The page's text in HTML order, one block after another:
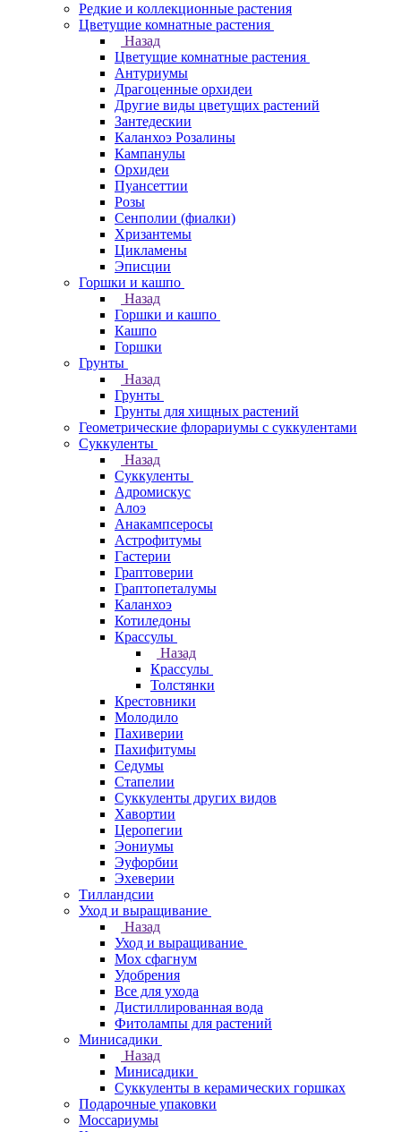
Редкие и коллекционные растения
Цветущие комнатные растения
Назад
Цветущие комнатные растения
Антуриумы
Драгоценные орхидеи
Другие виды цветущих растений
Зантедескии
Каланхоэ Розалины
Кампанулы
Орхидеи
Пуансеттии
Розы
Сенполии (фиалки)
Хризантемы
Цикламены
Эписции
Горшки и кашпо
Назад
Горшки и кашпо
Кашпо
Горшки
Грунты
Назад
Грунты
Грунты для хищных растений
Геометрические флорариумы с суккулентами
Суккуленты
Назад
Суккуленты
Адромискус
Алоэ
Анакампсеросы
Астрофитумы
Гастерии
Граптоверии
Граптопеталумы
Каланхоэ
Котиледоны
Крассулы
Назад
Крассулы
Толстянки
Крестовники
Молодило
Пахиверии
Пахифитумы
Седумы
Стапелии
Суккуленты других видов
Хавортии
Церопегии
Эониумы
Эуфорбии
Эхеверии
Тилландсии
Уход и выращивание
Назад
Уход и выращивание
Мох сфагнум
Удобрения
Все для ухода
Дистиллированная вода
Фитолампы для растений
Минисадики
Назад
Минисадики
Суккуленты в керамических горшках
Подарочные упаковки
Моссариумы